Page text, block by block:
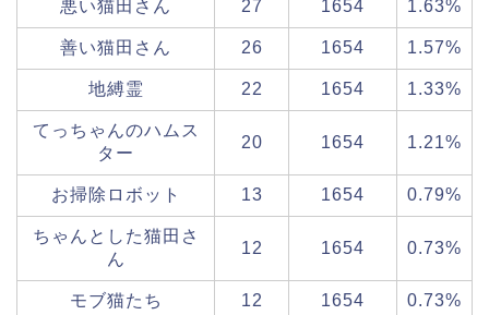
悪い猫田さん 27 1654 1.63%
善い猫田さん 26 1654 1.57%
地縛霊 22 1654 1.33%
てっちゃんのハムス
ター
20 1654 1.21%
お掃除ロボット 13 1654 0.79%
ちゃんとした猫田さ
ん
12 1654 0.73%
モブ猫たち 12 1654 0.73%